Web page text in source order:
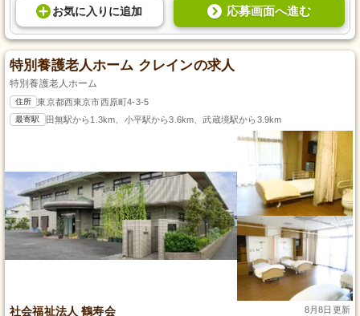
お気に入り に追加 応募画面へ進む
特別養護老人ホーム クレインの求人
特別養護老人ホーム
住所 東京都西東京市西原町4-3-5
最寄駅 田無駅から1.3km、小平駅から3.6km、武蔵境駅から3.9km
社会福祉法人 鶴寿会 8月8日更新